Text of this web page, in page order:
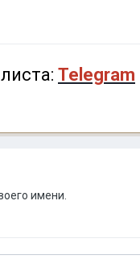
Telegram
имени.